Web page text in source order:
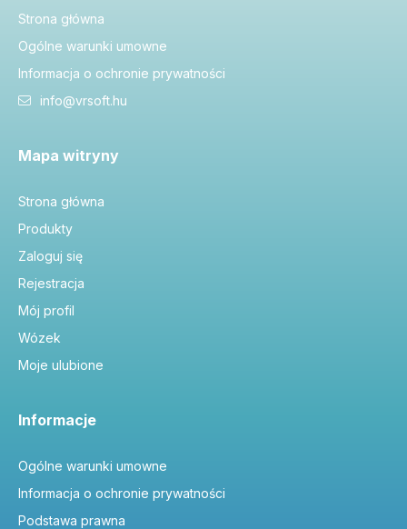
Strona główna
Ogólne warunki umowne
Informacja o ochronie prywatności
info@vrsoft.hu
Mapa witryny
Strona główna
Produkty
Zaloguj się
Rejestracja
Mój profil
Wózek
Moje ulubione
Informacje
Ogólne warunki umowne
Informacja o ochronie prywatności
Podstawa prawna